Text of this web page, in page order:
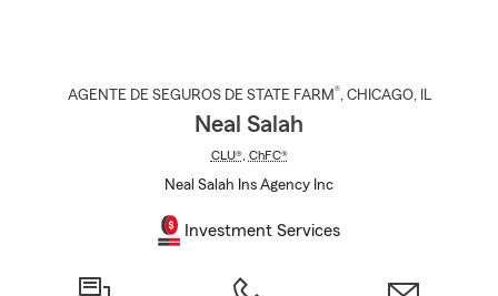
AGENTE DE SEGUROS DE STATE FARM®, CHICAGO, IL
Neal Salah
CLU®, ChFC®
Neal Salah Ins Agency Inc
Investment Services